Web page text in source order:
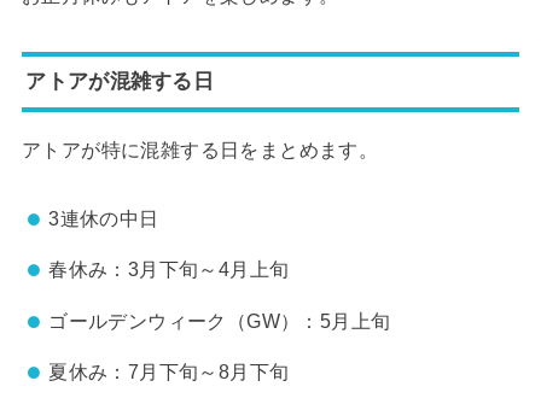
アトアが混雑する日
アトアが特に混雑する日をまとめます。
3連休の中日
春休み：3月下旬～4月上旬
ゴールデンウィーク（GW）：5月上旬
夏休み：7月下旬～8月下旬